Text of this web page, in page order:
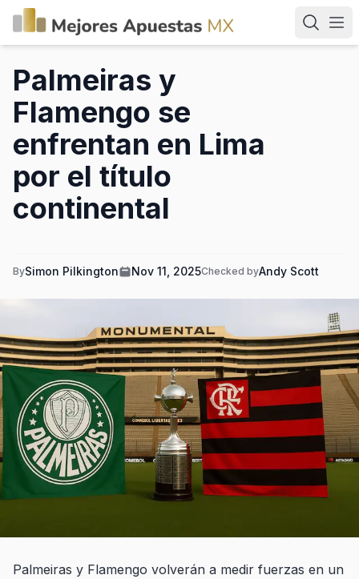
Palmeiras y
Flamengo se
enfrentan en Lima
por el título
continental
BySimon Pilkington Nov 11, 2025Checked byAndy Scott
Palmeiras y Flamengo volverán a medir fuerzas en un